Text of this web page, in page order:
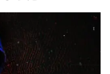
の石碑編」＆「帝国編
ヴォルテ編」・「黄金郷
法使い選抜試験編」のキ
猛反対。家族から信じら